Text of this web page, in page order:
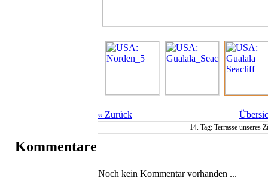
« Zurück
14. Tag: Terrasse unseres
Kommentare
Noch kein Kommentar vorhanden ...